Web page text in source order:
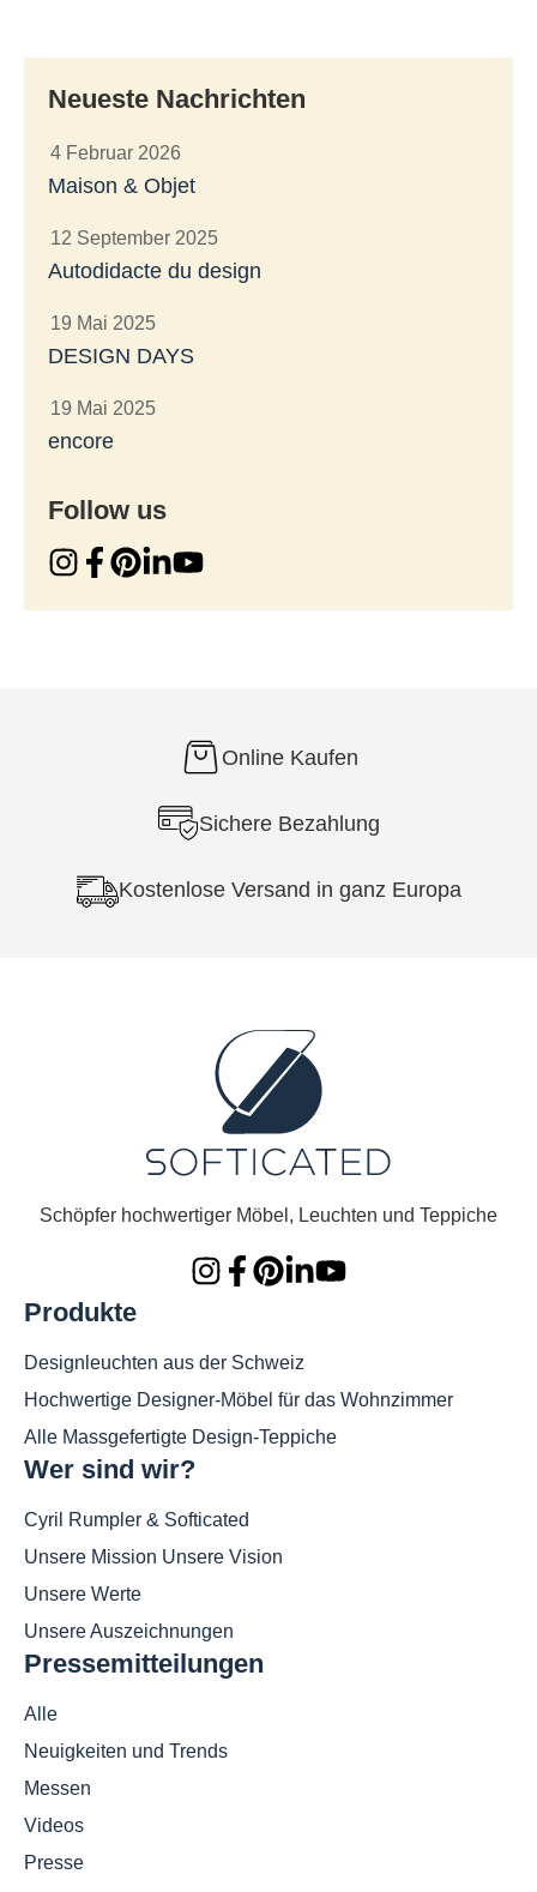
Neueste Nachrichten
4 Februar 2026
Maison & Objet
12 September 2025
Autodidacte du design
19 Mai 2025
DESIGN DAYS
19 Mai 2025
encore
Follow us
Online Kaufen
Sichere Bezahlung
Kostenlose Versand in ganz Europa
Schöpfer hochwertiger Möbel, Leuchten und Teppiche
Produkte
Designleuchten aus der Schweiz
Hochwertige Designer-Möbel für das Wohnzimmer
Alle Massgefertigte Design-Teppiche
Wer sind wir?
Cyril Rumpler & Softicated
Unsere Mission Unsere Vision
Unsere Werte
Unsere Auszeichnungen
Pressemitteilungen
Alle
Neuigkeiten und Trends
Messen
Videos
Presse